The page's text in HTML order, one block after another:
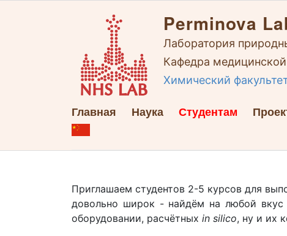
Perminova
Лаборатория
Кафедра медицинской
Химический
Главная Наука Студентам
Приглашаем студентов 2-5 курсов для
довольно широк - найдём на любой вкус
оборудовании, расчётных in silico, ну и их